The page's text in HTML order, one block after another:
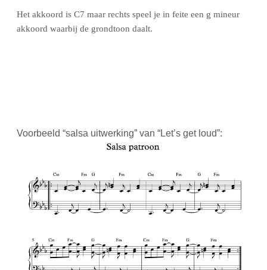
Het akkoord is C7 maar rechts speel je in feite een g mineur
akkoord waarbij de grondtoon daalt.
Voorbeeld “salsa uitwerking” van “Let’s get loud”: